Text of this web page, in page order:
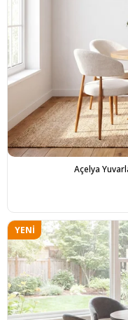
Açelya
YENI
ÜRÜN